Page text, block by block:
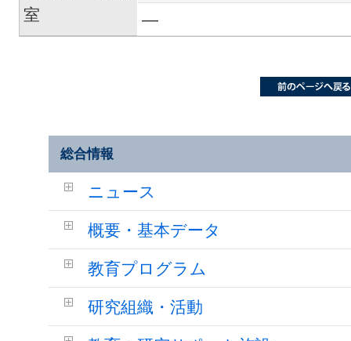
室
―
総合情報
ニュース
概要・基本データ
教育プログラム
研究組織・活動